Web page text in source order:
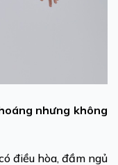
nhưng không
điều hòa, đầm ngủ